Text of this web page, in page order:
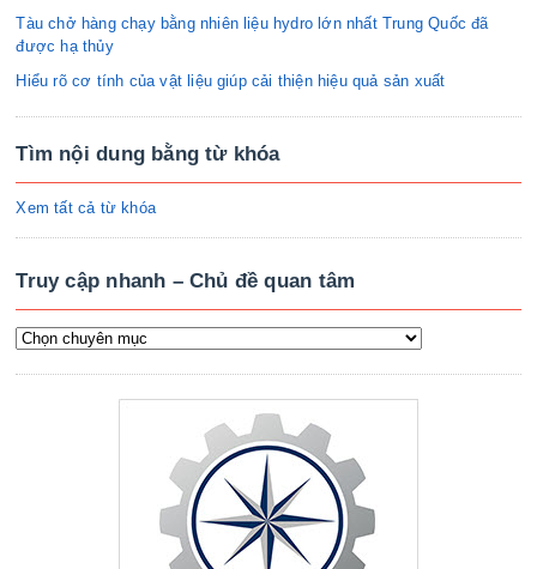
Tàu chở hàng chạy bằng nhiên liệu hydro lớn nhất Trung Quốc đã
được hạ thủy
Hiểu rõ cơ tính của vật liệu giúp cải thiện hiệu quả sản xuất
Tìm nội dung bằng từ khóa
Xem tất cả từ khóa
Truy cập nhanh – Chủ đề quan tâm